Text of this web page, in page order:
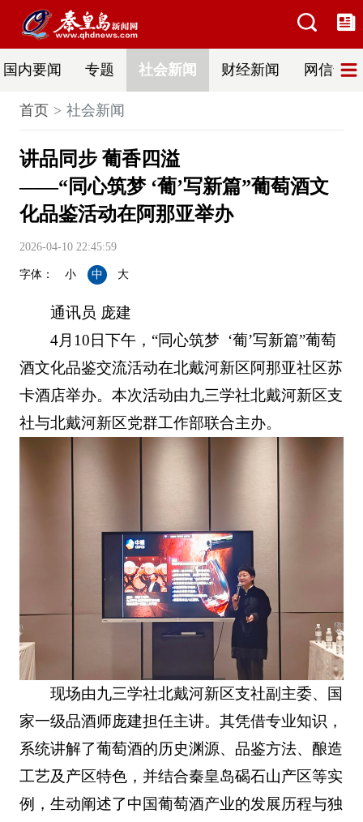
国内要闻 专题 社会新闻 财经新闻 网信普法
首页 社会新闻
讲品同步 葡香四溢
——“同心筑梦 ‘葡’写新篇”葡萄酒文
化品鉴活动在阿那亚举办
2026-04-10 22:45:59
字体： 小 中 大
通讯员 庞建
4月10日下午，“同心筑梦 ‘葡’写新篇”葡萄
酒文化品鉴交流活动在北戴河新区阿那亚社区苏
卡酒店举办。本次活动由九三学社北戴河新区支
社与北戴河新区党群工作部联合主办。
现场由九三学社北戴河新区支社副主委、国
家一级品酒师庞建担任主讲。其凭借专业知识，
系统讲解了葡萄酒的历史渊源、品鉴方法、酿造
工艺及产区特色，并结合秦皇岛碣石山产区等实
例，生动阐述了中国葡萄酒产业的发展历程与独